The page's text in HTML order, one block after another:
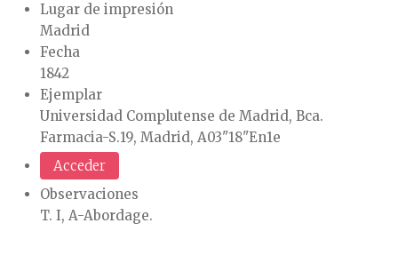
Lugar de impresión
Madrid
Fecha
1842
Ejemplar
Universidad Complutense de Madrid, Bca.
Farmacia-S.19, Madrid, A03"18"En1e
Acceder
Observaciones
T. I, A-Abordage.